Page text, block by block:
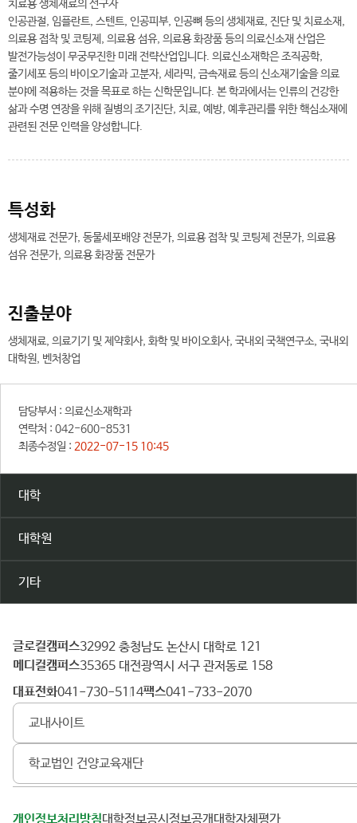
치료용 생체재료의 선구자
인공관절, 임플란트, 스텐트, 인공피부, 인공뼈 등의 생체재료, 진단 및 치료소재,
의료용 접착 및 코팅제, 의료용 섬유, 의료용 화장품 등의 의료신소재 산업은
발전가능성이 무궁무진한 미래 전략산업입니다. 의료신소재학은 조직공학,
줄기세포 등의 바이오기술과 고분자, 세라믹, 금속재료 등의 신소재기술을 의료
분야에 적용하는 것을 목표로 하는 신학문입니다. 본 학과에서는 인류의 건강한
삶과 수명 연장을 위해 질병의 조기진단, 치료, 예방, 예후관리를 위한 핵심소재에
관련된 전문 인력을 양성합니다.
특성화
생체재료 전문가, 동물세포배양 전문가, 의료용 접착 및 코팅제 전문가, 의료용
섬유 전문가, 의료용 화장품 전문가
진출분야
생체재료, 의료기기 및 제약회사, 화학 및 바이오회사, 국내외 국책연구소, 국내외
대학원, 벤처창업
담당부서 : 의료신소재학과
연락처 : 042-600-8531
최종수정일 : 2022-07-15 10:45
대학
대학원
기타
건
양
대
학
글로컬캠퍼스 32992 충청남도 논산시 대학로 121
메디컬캠퍼스 35365 대전광역시 서구 관저동로 158
대표전화 041-730-5114 팩스 041-733-2070
교내사이트
학교법인 건양교육재단
개인정보처리방침 대학정보공시 정보공개 대학자체평가